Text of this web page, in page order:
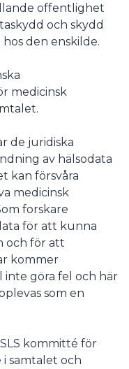
offentlighet
och skydd
den enskilde.
medicinsk
de juridiska
av hälsodata
kan försvåra
medicinsk
forskare
för att kunna
och för att
kommer
inte göra fel och här
som en
kommitté för
samtalet och